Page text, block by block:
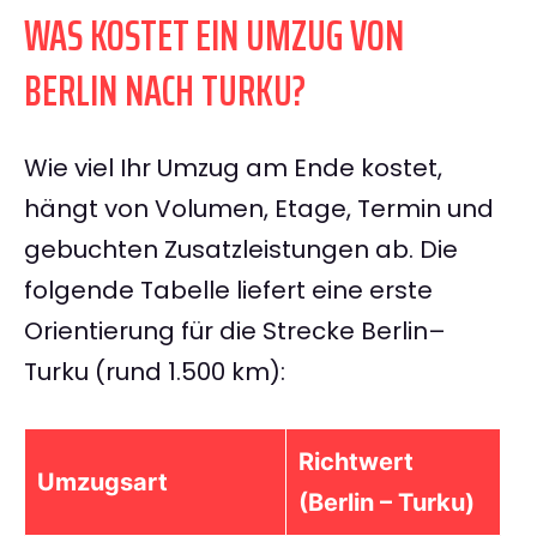
WAS KOSTET EIN UMZUG VON
BERLIN NACH TURKU?
Wie viel Ihr Umzug am Ende kostet,
hängt von Volumen, Etage, Termin und
gebuchten Zusatzleistungen ab. Die
folgende Tabelle liefert eine erste
Orientierung für die Strecke Berlin–
Turku (rund 1.500 km):
Umzugsart
Richtwert
(Berlin – Turku)